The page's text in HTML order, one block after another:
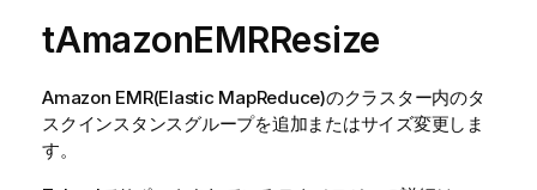
tAmazonEMRResize
Amazon EMR(Elastic MapReduce)のクラスター内のタ
スクインスタンスグループを追加またはサイズ変更しま
す。